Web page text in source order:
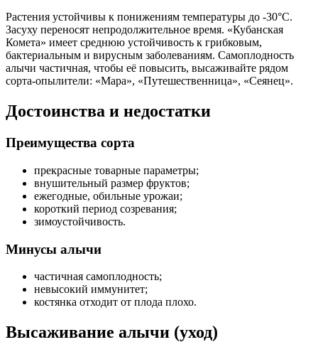
Растения устойчивы к понижениям температуры до -30°С.
Засуху переносят непродолжительное время. «Кубанская
Комета» имеет среднюю устойчивость к грибковым,
бактериальным и вирусным заболеваниям. Самоплодность
алычи частичная, чтобы её повысить, высаживайте рядом
сорта-опылители: «Мара», «Путешественница», «Сеянец».
Достоинства и недостатки
Преимущества сорта
прекрасные товарные параметры;
внушительный размер фруктов;
ежегодные, обильные урожаи;
короткий период созревания;
зимоустойчивость.
Минусы алычи
частичная самоплодность;
невысокий иммунитет;
костянка отходит от плода плохо.
Высаживание алычи (уход)